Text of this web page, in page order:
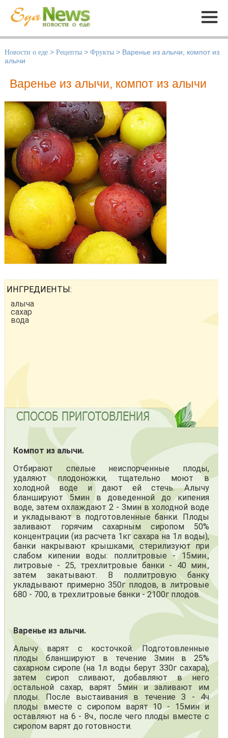
Меню
Новости о еде > Рецепты > Фрукты > Варенье из алычи, компот из
алычи
Варенье из алычи, компот из алычи
ИНГРЕДИЕНТЫ:
алыча
сахар
вода
Компот из алычи.
Отбирают спелые неиспорченные плоды,
удаляют плодоножки, тщательно моют в
холодной воде и дают ей стечь. Алычу
бланшируют 5мин в доведенной до кипения
воде, затем охлаждают 2 - 3мин в холодной воде
и укладывают в подготовленные банки. Плоды
заливают горячим сахарным сиропом 50%
концентрации (из расчета 1кг сахара на 1л воды),
банки накрывают крышками, стерилизуют при
слабом кипении воды: поллитровые - 15мин.,
литровые - 25, трехлитровые банки - 40 мин.,
затем закатывают. В поллитровую банку
укладывают примерно 350г плодов, в литровые
680 - 700, в трехлитровые банки - 2100г плодов.
Варенье из алычи.
Алычу варят с косточкой. Подготовленные
плоды бланшируют в течение 3мин в 25%
сахарном сиропе (на 1л воды берут 330г сахара),
затем сироп сливают, добавляют в него
остальной сахар, варят 5мин и заливают им
плоды. После выстаивания в течение 3 - 4ч
плоды вместе с сиропом варят 10 - 15мин и
оставляют на 6 - 8ч., после чего плоды вместе с
сиропом варят до готовности.